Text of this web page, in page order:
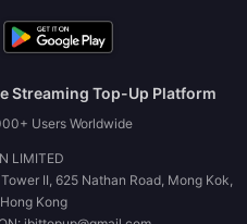
Streaming Top-Up Platform
Users Worldwide
LIMITED
II, 625 Nathan Road, Mong Kok,
Kong